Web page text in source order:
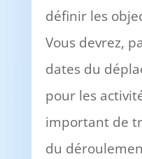
définir les
Vous devrez,
dates du
pour les
important de
du